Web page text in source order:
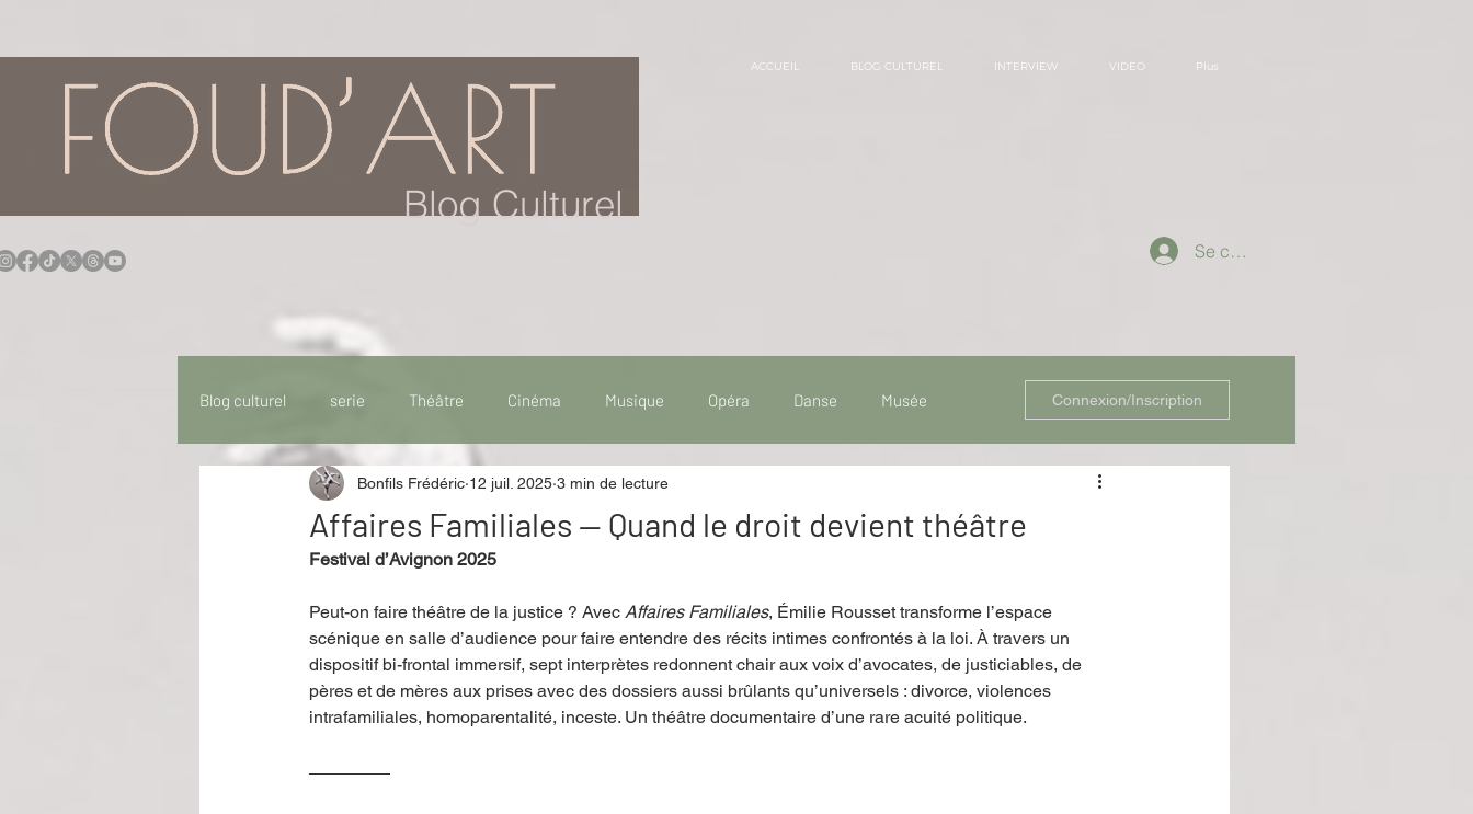
Blog Culturel
ACCUEIL BLOG CULTUREL INTERVIEW VIDEO Plus
Se connecter
Blog culturel serie Théâtre Cinéma Musique Opéra Danse Musée
Idées Sorties Idée de voyage Fooding - Restaurant
Événement Validé par Romane. Spécial Famille Littérature Cirque Interview
Connexion/Inscription
Affaires Familiales — Quand le droit devient théâtre
Bonfils Frédéric 12 juil. 2025 3 min de lecture
Festival d’Avignon 2025
Peut-on faire théâtre de la justice ? Avec Affaires Familiales, Émilie Rousset transforme l’espace
scénique en salle d’audience pour faire entendre des récits intimes confrontés à la loi. À travers un
dispositif bi-frontal immersif, sept interprètes redonnent chair aux voix d’avocates, de justiciables, de
pères et de mères aux prises avec des dossiers aussi brûlants qu’universels : divorce, violences
intrafamiliales, homoparentalité, inceste. Un théâtre documentaire d’une rare acuité politique.